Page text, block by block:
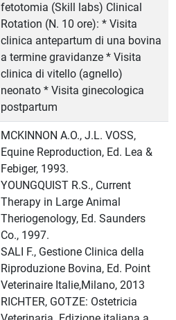
fetotomia (Skill labs) Clinical
Rotation (N. 10 ore): * Visita
clinica antepartum di una bovina
a termine gravidanze * Visita
clinica di vitello (agnello)
neonato * Visita ginecologica
postpartum
MCKINNON A.O., J.L. VOSS,
Equine Reproduction, Ed. Lea &
Febiger, 1993.
YOUNGQUIST R.S., Current
Therapy in Large Animal
Theriogenology, Ed. Saunders
Co., 1997.
SALI F., Gestione Clinica della
Riproduzione Bovina, Ed. Point
Veterinaire Italie,Milano, 2013
RICHTER, GOTZE: Ostetricia